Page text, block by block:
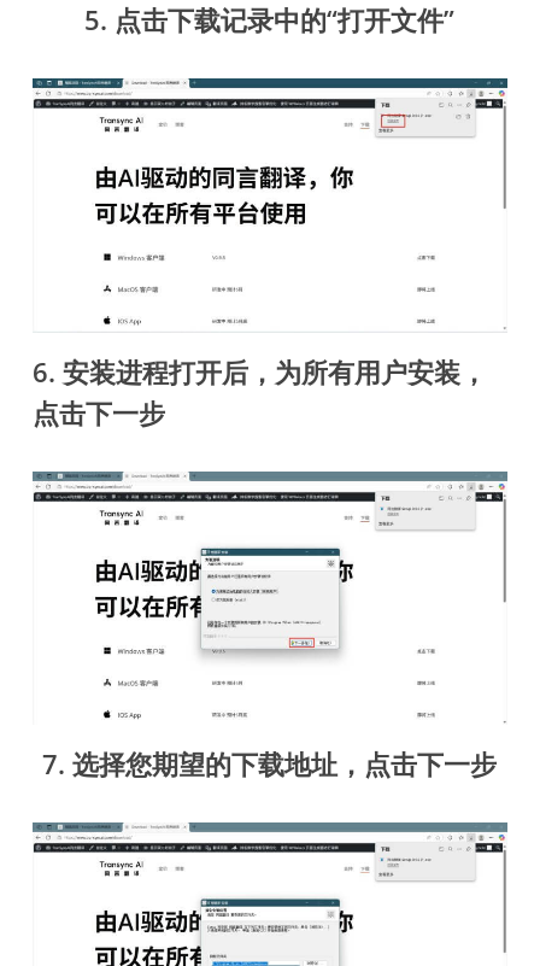
5. 点击下载记录中的“打开文件”
6. 安装进程打开后，为所有用户安装，
点击下一步
7. 选择您期望的下载地址，点击下一步